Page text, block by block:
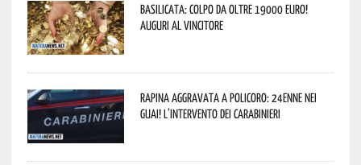
Basilicata: colpo da oltre 19000 Euro!
Auguri al vincitore
Rapina aggravata a Policoro: 24enne nei
guai! L’intervento dei Carabinieri